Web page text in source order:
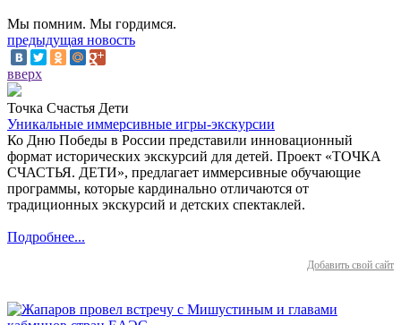
Мы помним. Мы гордимся.
предыдущая новость
вверх
Точка Счастья Дети
Уникальные иммерсивные игры-экскурсии
Ко Дню Победы в России представили инновационный
формат исторических экскурсий для детей. Проект «ТОЧКА
СЧАСТЬЯ. ДЕТИ», предлагает иммерсивные обучающие
программы, которые кардинально отличаются от
традиционных экскурсий и детских спектаклей.
Подробнее...
Добавить свой сайт